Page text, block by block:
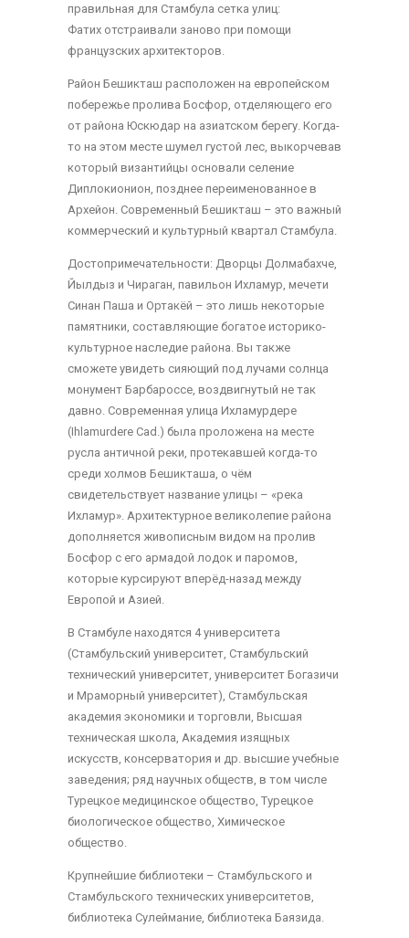
правильная для Стамбула сетка улиц:
Фатих отстраивали заново при помощи
французских архитекторов.
Район Бешикташ расположен на европейском
побережье пролива Босфор, отделяющего его
от района Юскюдар на азиатском берегу. Когда-
то на этом месте шумел густой лес, выкорчевав
который византийцы основали селение
Диплокионион, позднее переименованное в
Архейон. Современный Бешикташ – это важный
коммерческий и культурный квартал Стамбула.
Достопримечательности: Дворцы Долмабахче,
Йылдыз и Чираган, павильон Ихламур, мечети
Синан Паша и Ортакёй – это лишь некоторые
памятники, составляющие богатое историко-
культурное наследие района. Вы также
сможете увидеть сияющий под лучами солнца
монумент Барбароссе, воздвигнутый не так
давно. Современная улица Ихламурдере
(Ihlamurdere Cad.) была проложена на месте
русла античной реки, протекавшей когда-то
среди холмов Бешикташа, о чём
свидетельствует название улицы – «река
Ихламур». Архитектурное великолепие района
дополняется живописным видом на пролив
Босфор с его армадой лодок и паромов,
которые курсируют вперёд-назад между
Европой и Азией.
В Стамбуле находятся 4 университета
(Стамбульский университет, Стамбульский
технический университет, университет Богазичи
и Мраморный университет), Стамбульская
академия экономики и торговли, Высшая
техническая школа, Академия изящных
искусств, консерватория и др. высшие учебные
заведения; ряд научных обществ, в том числе
Турецкое медицинское общество, Турецкое
биологическое общество, Химическое
общество.
Крупнейшие библиотеки – Стамбульского и
Стамбульского технических университетов,
библиотека Сулеймание, библиотека Баязида.